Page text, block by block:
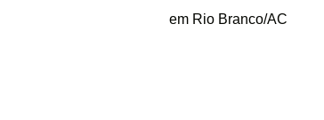
em Rio Branco/AC